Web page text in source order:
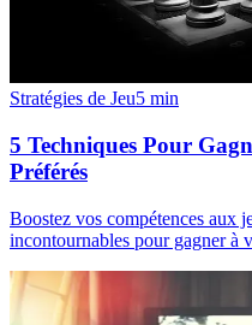
Stratégies de Jeu5 min
5 Techniques Pour
Préférés
Boostez vos compétences aux
incontournables pour gagner à